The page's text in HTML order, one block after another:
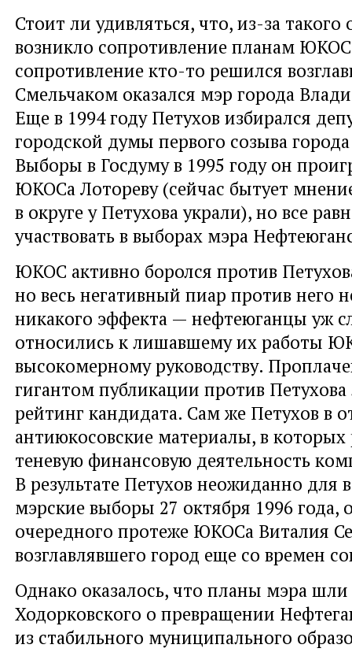
Стоит ли удивляться, что, из-за
возникло сопротивление планам
сопротивление кто-то решился
Смельчаком оказался мэр города
Еще в 1994 году Петухов избирался
городской думы первого созыва
Выборы в Госдуму в 1995 году он
ЮКОСа Лотореву (сейчас бытует
в округе у Петухова украли), но все
участвовать в выборах мэра
ЮКОС активно боролся против
но весь негативный пиар против него
никакого эффекта — нефтеюганцы уж
относились к лишавшему их работы
высокомерному руководству.
гигантом публикации против
рейтинг кандидата. Сам же Петухов в
антиюкосовские материалы, в которых
теневую финансовую деятельность
В результате Петухов неожиданно для
мэрские выборы 27 октября 1996 года,
очередного протеже ЮКОСа Виталия
возглавлявшего город еще со времен
Однако оказалось, что планы мэра шли
Ходорковского о превращении
из стабильного муниципального